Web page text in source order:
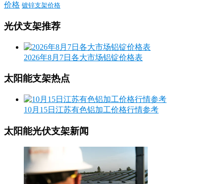
价格 镀锌支架价格
光伏支架推荐
2026年8月7日各大市场铝锭价格表
太阳能支架热点
10月15日江苏有色铝加工价格行情参考
太阳能光伏支架新闻